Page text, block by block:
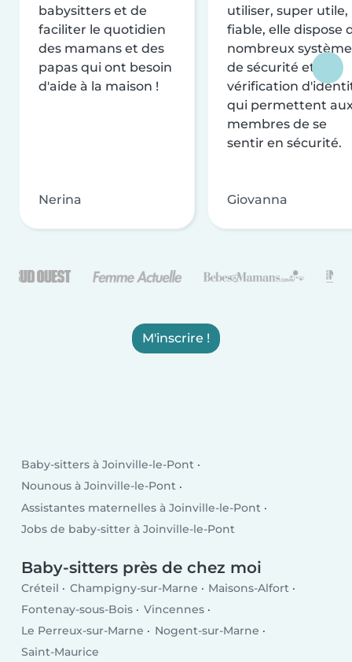
babysitters et de
faciliter le quotidien
des mamans et des
papas qui ont besoin
d'aide à la maison !
Nerina
utiliser, super utile,
fiable, elle dispose
nombreux
de sécurité et de
vérification
qui permettent
membres de se
sentir en sécurité.
Giovanna
M'inscrire !
Baby-sitters à Joinville-le-Pont
Nounous à Joinville-le-Pont
Assistantes maternelles à Joinville-le-Pont
Jobs de baby-sitter à Joinville-le-Pont
Baby-sitters près de chez moi
Créteil Champigny-sur-Marne
Maisons-Alfort
Fontenay-sous-Bois
Vincennes
Le Perreux-sur-Marne
Nogent-sur-Marne
Saint-Maurice